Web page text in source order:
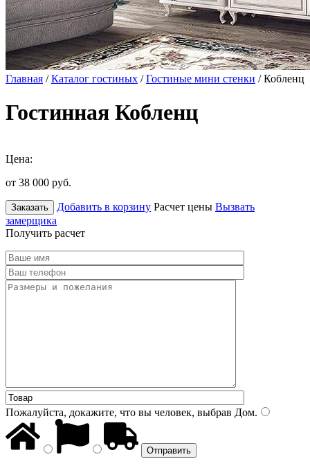
Главная /Каталог гостиных /Гостиные мини стенки / Кобленц
Гостинная Кобленц
Цена:
от 38 000 руб.
Заказать Добавить в корзину Расчет цены Вызвать
замерщика
Получить расчет
Пожалуйста, докажите, что вы человек, выбрав Дом.